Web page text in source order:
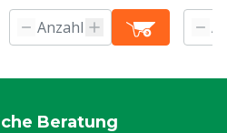
Beratung